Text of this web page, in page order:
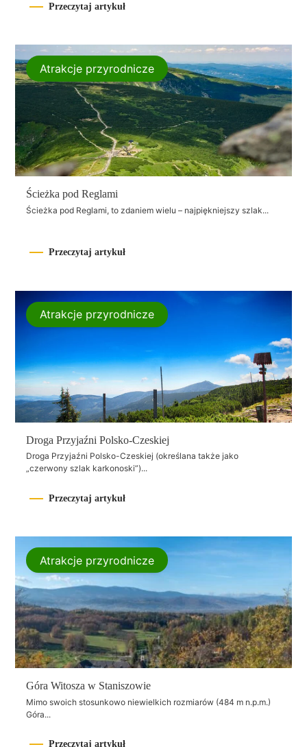
Przeczytaj artykuł
Ścieżka pod Reglami
Ścieżka pod Reglami, to zdaniem wielu – najpiękniejszy szlak...
Przeczytaj artykuł
Atrakcje przyrodnicze
Droga Przyjaźni Polsko-Czeskiej
Droga Przyjaźni Polsko-Czeskiej (określana także jako
„czerwony szlak karkonoski”)...
Przeczytaj artykuł
Atrakcje przyrodnicze
Góra Witosza w Staniszowie
Mimo swoich stosunkowo niewielkich rozmiarów (484 m n.p.m.)
Góra...
Przeczytaj artykuł
Atrakcje przyrodnicze